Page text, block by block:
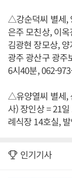
△강순덕씨 별세,
은주 모친상, 이
김광현 장모상,
광주 광산구 광주
6시40분, 062-
△유양열씨 별세,
사) 장인상 = 21
례식장 14호실,
인기기사